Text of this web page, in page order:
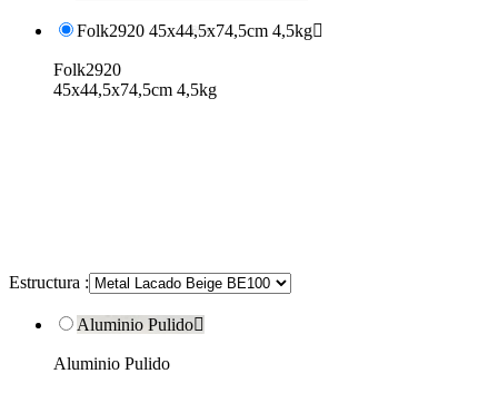
Folk2920 45x44,5x74,5cm 4,5kg
Folk2920
45x44,5x74,5cm 4,5kg
Estructura :
Aluminio Pulido
Aluminio Pulido